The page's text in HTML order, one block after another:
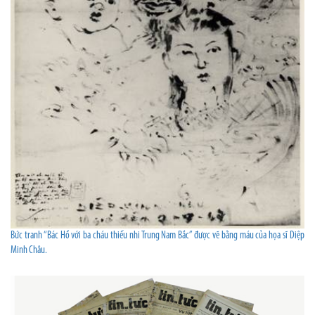
Bức tranh “Bác Hồ với ba cháu thiếu nhi Trung Nam Bắc” được vẽ bằng máu của họa sĩ Diệp
Minh Châu.